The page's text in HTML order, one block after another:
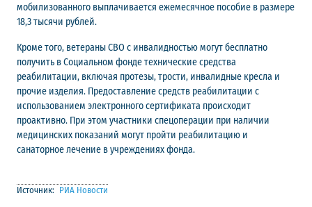
мобилизованного выплачивается ежемесячное пособие в размере
18,3 тысячи рублей.
Кроме того, ветераны СВО с инвалидностью могут бесплатно
получить в Социальном фонде технические средства
реабилитации, включая протезы, трости, инвалидные кресла и
прочие изделия. Предоставление средств реабилитации с
использованием электронного сертификата происходит
проактивно. При этом участники спецоперации при наличии
медицинских показаний могут пройти реабилитацию и
санаторное лечение в учреждениях фонда.
Источник: РИА Новости